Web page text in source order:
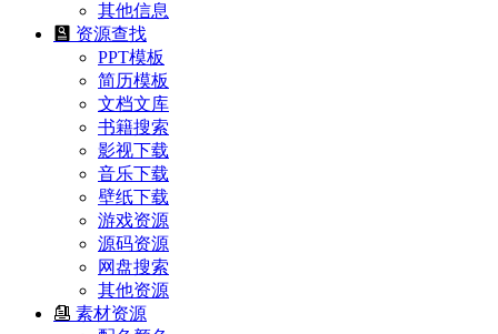
其他信息
资源查找
PPT模板
简历模板
文档文库
书籍搜索
影视下载
音乐下载
壁纸下载
游戏资源
源码资源
网盘搜索
其他资源
素材资源